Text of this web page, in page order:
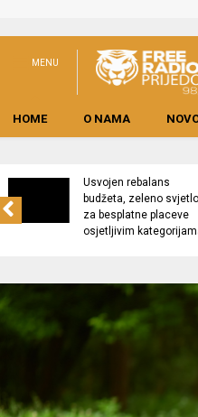
MENU
HOME O NAMA
Usvojen rebalans
budžeta, zeleno svjetlo
za besplatne placeve
osjetljivim